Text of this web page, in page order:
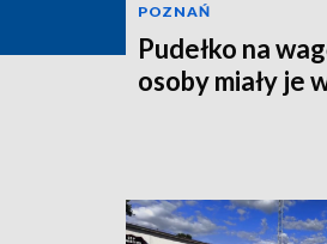
POZNAŃ
Pudełko na
osoby miały je